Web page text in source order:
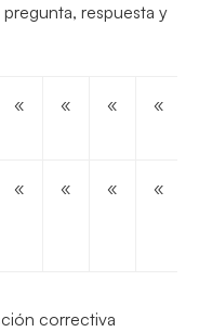
respuesta y
« « « «
« « « «
correctiva